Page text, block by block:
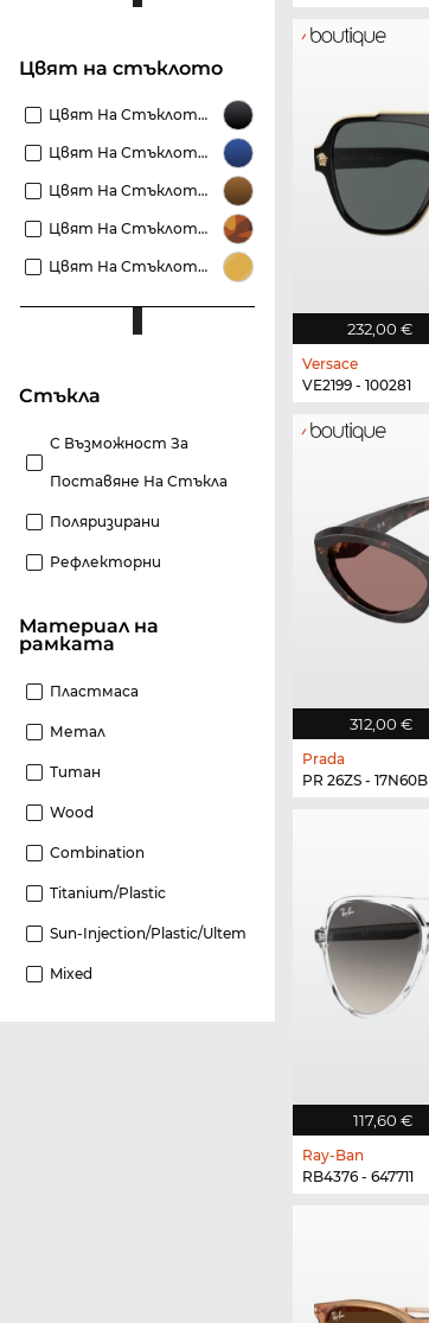
Цвят на стъклото
Цвят На Стъклото Черни
Цвят На Стъклото Сини
Цвят На Стъклото Кафяви
Цвят На Стъклото Цвят Хавана
Цвят На Стъклото Златисти
стъкла
С Възможност За
Поставяне На Стъкла
Поляризирани
Рефлекторни
материал на
рамката
Пластмаса
Метал
Титан
Wood
Combination
Titanium/plastic
Sun-Injection/plastic/Ultem
Mixed
232,00 €
Versace
VE2199 - 100281
312,00 €
Prada
PR 26ZS - 17N60B
117,60 €
Ray-Ban
RB4376 - 647711